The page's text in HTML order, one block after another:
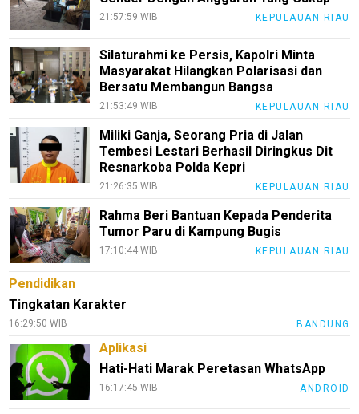
21:57:59 WIB KEPULAUAN RIAU
Silaturahmi ke Persis, Kapolri Minta
Masyarakat Hilangkan Polarisasi dan
Bersatu Membangun Bangsa
21:53:49 WIB KEPULAUAN RIAU
Miliki Ganja, Seorang Pria di Jalan
Tembesi Lestari Berhasil Diringkus Dit
Resnarkoba Polda Kepri
21:26:35 WIB KEPULAUAN RIAU
Rahma Beri Bantuan Kepada Penderita
Tumor Paru di Kampung Bugis
17:10:44 WIB KEPULAUAN RIAU
Pendidikan
Tingkatan Karakter
16:29:50 WIB BANDUNG
Aplikasi
Hati-Hati Marak Peretasan WhatsApp
16:17:45 WIB ANDROID
Nusapos
Karir
pendidikan
Kode
Etik
Internal
Disclaimer
Tentang
Pedoman
Media
Siber
Redaksi
Index
All